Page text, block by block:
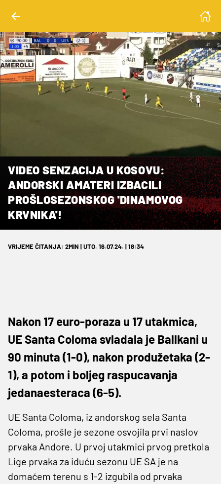
VIDEO SENZACIJA U KOSOVU:
ANDORSKI AMATERI IZBACILI
PROŠLOSEZONSKOG 'DINAMOVOG
KRVNIKA'!
VRIJEME ČITANJA: 2MIN | UTO. 16.07.24. | 18:34
Nakon 17 euro-poraza u 17 utakmica,
UE Santa Coloma svladala je Ballkani u
90 minuta (1-0), nakon produžetaka (2-
1), a potom i boljeg raspucavanja
jedanaesteraca (6-5).
UE Santa Coloma, iz andorskog sela Santa
Coloma, prošle je sezone osvojila prvi naslov
prvaka Andore. U prvoj utakmici prvog pretkola
Lige prvaka za iduću sezonu UE SA je na
domaćem terenu s 1-2 izgubila od prvaka